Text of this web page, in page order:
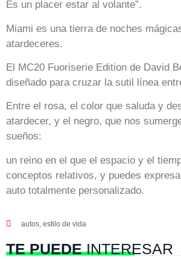
Es un placer estar al volante”.
Miami es una tierra de noches
atardeceres.
El MC20 Fuoriserie Edition de David
diseñado para cruzar la sutil línea
Entre el rosa, el color que saluda y
atardecer, y el negro, que nos
sueños:
un reino en el que el espacio y el
conceptos relativos, y puedes
auto totalmente personalizado.
autos, estilo de vida
TE PUEDEINTERESAR